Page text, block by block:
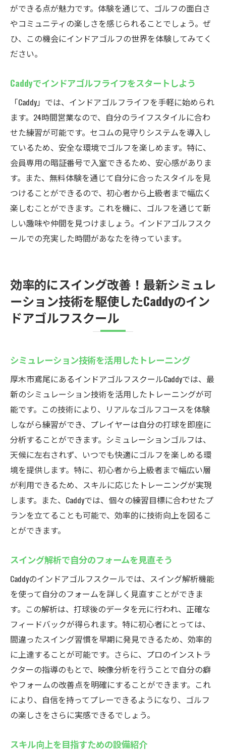
ができる点が魅力です。体験を通じて、ゴルフの面白さ
やコミュニティの楽しさを感じられることでしょう。ぜ
ひ、この機会にインドアゴルフの世界を体験してみてく
ださい。
Caddyでインドアゴルフライフをスタートしよう
「Caddy」では、インドアゴルフライフを手軽に始められ
ます。24時間営業なので、自分のライフスタイルに合わ
せた練習が可能です。セコムの見守りシステムを導入し
ているため、安全な環境でゴルフを楽しめます。特に、
会員専用の暗証番号で入室できるため、安心感がありま
す。また、無料体験を通じて自分に合ったスタイルを見
つけることができるので、初心者から上級者まで幅広く
楽しむことができます。これを機に、ゴルフを通じて新
しい趣味や仲間を見つけましょう。インドアゴルフスク
ールでの充実した時間があなたを待っています。
効率的にスイング改善！最新シミュレ
ーション技術を駆使したCaddyのイン
ドアゴルフスクール
シミュレーション技術を活用したトレーニング
厚木市鳶尾にあるインドアゴルフスクールCaddyでは、最
新のシミュレーション技術を活用したトレーニングが可
能です。この技術により、リアルなゴルフコースを体験
しながら練習ができ、プレイヤーは自分の打球を即座に
分析することができます。シミュレーションゴルフは、
天候に左右されず、いつでも快適にゴルフを楽しめる環
境を提供します。特に、初心者から上級者まで幅広い層
が利用できるため、スキルに応じたトレーニングが実現
します。また、Caddyでは、個々の練習目標に合わせたプ
ランを立てることも可能で、効率的に技術向上を図るこ
とができます。
スイング解析で自分のフォームを見直そう
Caddyのインドアゴルフスクールでは、スイング解析機能
を使って自分のフォームを詳しく見直すことができま
す。この解析は、打球後のデータを元に行われ、正確な
フィードバックが得られます。特に初心者にとっては、
間違ったスイング習慣を早期に発見できるため、効率的
に上達することが可能です。さらに、プロのインストラ
クターの指導のもとで、映像分析を行うことで自分の癖
やフォームの改善点を明確にすることができます。これ
により、自信を持ってプレーできるようになり、ゴルフ
の楽しさをさらに実感できるでしょう。
スキル向上を目指すための設備紹介